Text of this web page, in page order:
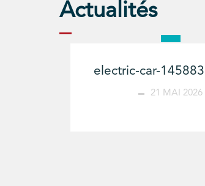
Actualités
electric-car-
21 MAI 2026